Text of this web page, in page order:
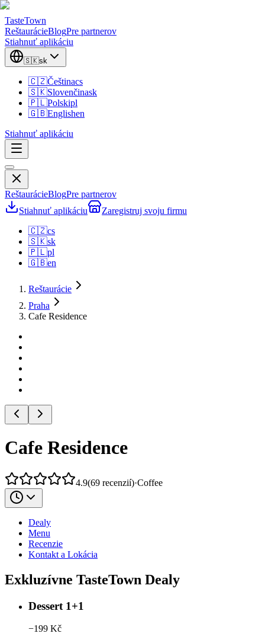
TasteTown
ReštaurácieBlogPre partnerov
Stiahnuť aplikáciu
🇸🇰sk
🇨🇿Češtinacs
🇸🇰Slovenčinask
🇵🇱Polskipl
🇬🇧Englishen
Stiahnuť aplikáciu
ReštaurácieBlogPre partnerov
Stiahnuť aplikáciu
Zaregistruj svoju firmu
🇨🇿cs
🇸🇰sk
🇵🇱pl
🇬🇧en
Reštaurácie
Praha
Cafe Residence
Cafe Residence
4.9(69 recenzií)·Coffee
Dealy
Menu
Recenzie
Kontakt a Lokácia
Exkluzívne TasteTown Dealy
Dessert 1+1
−199 Kč